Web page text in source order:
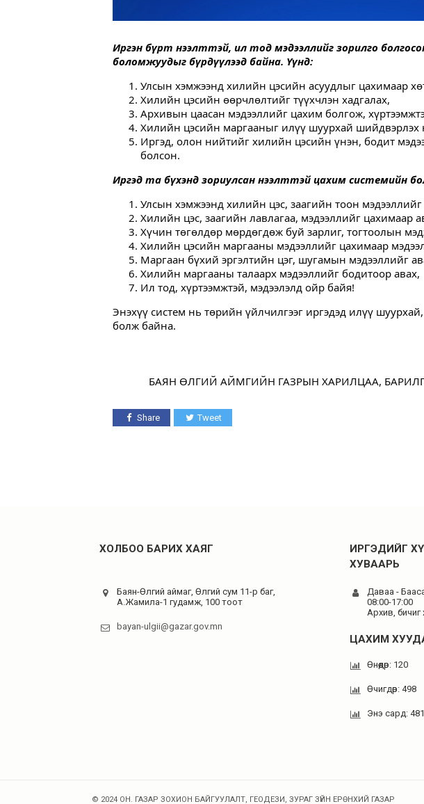
Иргэн бүрт нээлттэй, ил тод мэдээллийг зорилго
боломжуудыг бүрдүүлээд байна. Үүнд:
Улсын хэмжээнд хилийн цэсийн асуудлыг цахимаар
Хилийн цэсийн өөрчлөлтийг түүхчлэн хадгалах,
Архивын цаасан мэдээллийг цахим болгож,
Хилийн цэсийн маргааныг илүү шуурхай шийдвэрлэх
Иргэд, олон нийтийг хилийн цэсийн үнэн, бодит
болсон.
Иргэд та бүхэнд зориулсан нээлттэй цахим системийн
Улсын хэмжээнд хилийн цэс, заагийн тоон мэдээллийг
Хилийн цэс, заагийн лавлагаа, мэдээллийг цахимаар
Хүчин төгөлдөр мөрдөгдөж буй зарлиг, тогтоолын
Хилийн цэсийн маргааны мэдээллийг цахимаар
Маргаан бүхий эргэлтийн цэг, шугамын мэдээллийг
Хилийн маргааны талаарх мэдээллийг бодитоор авах,
Ил тод, хүртээмжтэй, мэдээлэлд ойр байя!
Энэхүү систем нь төрийн үйлчилгээг иргэдэд илүү
болж байна.
БАЯН ӨЛГИЙ АЙМГИЙН ГАЗРЫН ХАРИЛЦАА,
Share Tweet
ХОЛБОО БАРИХ ХАЯГ
Баян-Өлгий аймаг, Өлгий сум 11-р баг,
А.Жамила-1 гудамж, 100 тоот
bayan-ulgii@gazar.gov.mn
ИРГЭДИЙГ
ХУВААРЬ
Даваа -
08:00-17:00
Архив, бичиг
ЦАХИМ
Өнөөдөр: 120
Өчигдөр: 498
Энэ сард:
© 2024 ОН. ГАЗАР ЗОХИОН БАЙГУУЛАЛТ, ГЕОДЕЗИ, ЗУРАГ ЗҮЙН ЕРӨНХИЙ ГАЗАР